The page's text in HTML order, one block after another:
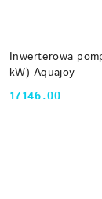
Inwerterowa
kW) Aquajoy
Cena:
17146.00